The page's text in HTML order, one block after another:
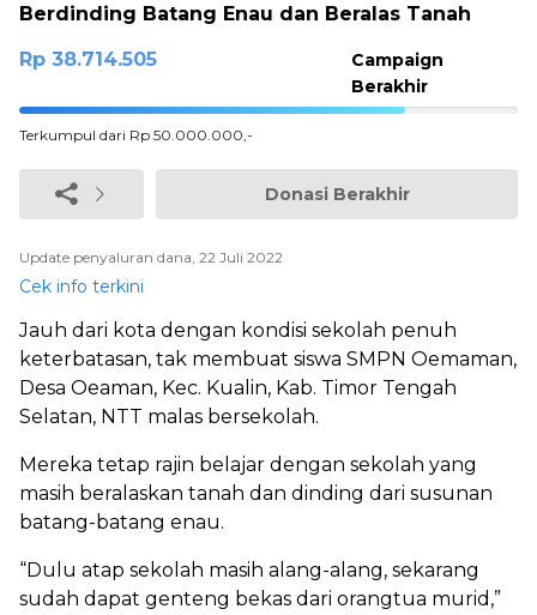
Berdinding Batang Enau dan Beralas Tanah
Rp 38.714.505
Campaign
Berakhir
77.42901%
Complete
Terkumpul dari Rp 50.000.000,-
Donasi Berakhir
Update penyaluran dana, 22 Juli 2022
Cek info terkini
Jauh dari kota dengan kondisi sekolah penuh
keterbatasan, tak membuat siswa SMPN Oemaman,
Desa Oeaman, Kec. Kualin, Kab. Timor Tengah
Selatan, NTT malas bersekolah.
Mereka tetap rajin belajar dengan sekolah yang
masih beralaskan tanah dan dinding dari susunan
batang-batang enau.
“Dulu atap sekolah masih alang-alang, sekarang
sudah dapat genteng bekas dari orangtua murid,”